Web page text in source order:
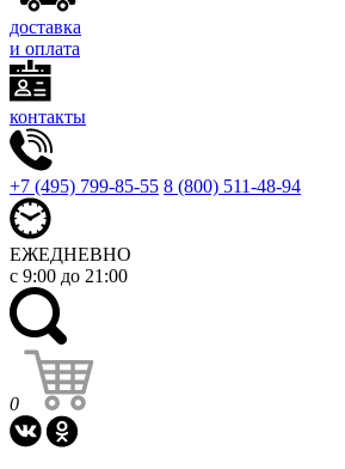
доставка
и оплата
контакты
+7 (495) 799-85-55 8 (800) 511-48-94
ЕЖЕДНЕВНО
с 9:00 до 21:00
0